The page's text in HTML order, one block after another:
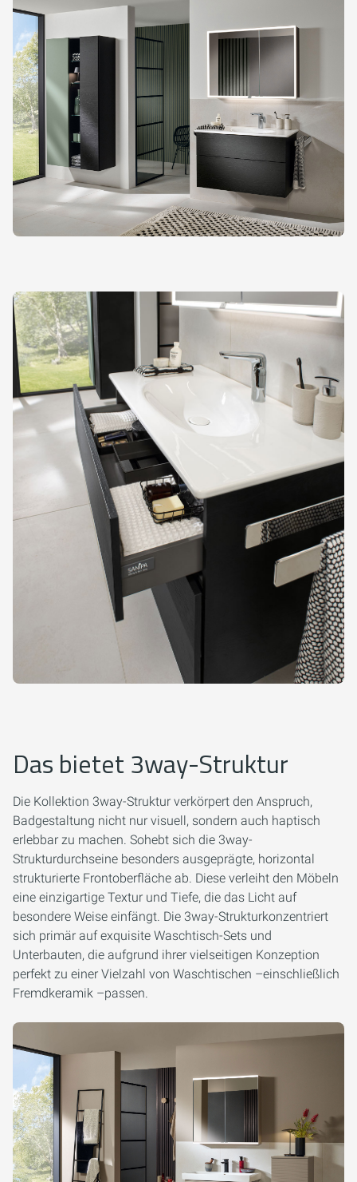
Das bietet 3way-Struktur
Die Kollektion 3way-Struktur verkörpert den Anspruch,
Badgestaltung nicht nur visuell, sondern auch haptisch
erlebbar zu machen. Sohebt sich die 3way-
Strukturdurchseine besonders ausgeprägte, horizontal
strukturierte Frontoberfläche ab. Diese verleiht den Möbeln
eine einzigartige Textur und Tiefe, die das Licht auf
besondere Weise einfängt. Die 3way-Strukturkonzentriert
sich primär auf exquisite Waschtisch-Sets und
Unterbauten, die aufgrund ihrer vielseitigen Konzeption
perfekt zu einer Vielzahl von Waschtischen –einschließlich
Fremdkeramik –passen.